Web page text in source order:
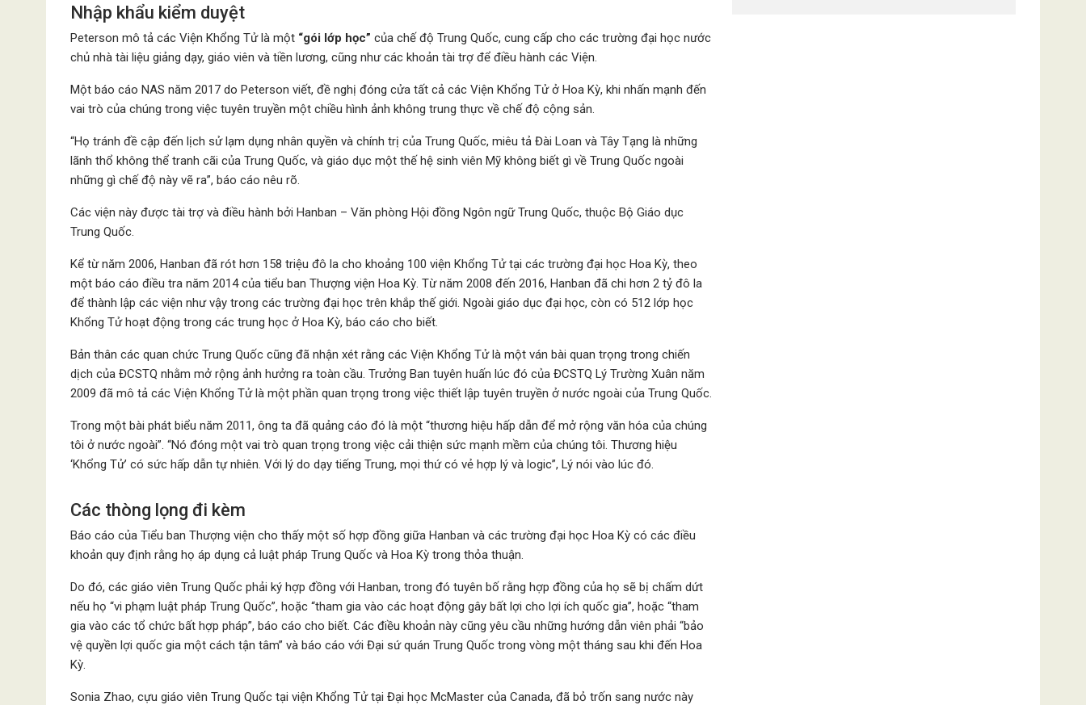
Nhập khẩu kiểm duyệt
Peterson mô tả các Viện Khổng Tử là một “gói lớp học” của chế độ Trung Quốc, cung cấp cho các trường đại học nước
chủ nhà tài liệu giảng dạy, giáo viên và tiền lương, cũng như các khoản tài trợ để điều hành các Viện.
Một báo cáo NAS năm 2017 do Peterson viết, đề nghị đóng cửa tất cả các Viện Khổng Tử ở Hoa Kỳ, khi nhấn mạnh đến
vai trò của chúng trong việc tuyên truyền một chiều hình ảnh không trung thực về chế độ cộng sản.
“Họ tránh đề cập đến lịch sử lạm dụng nhân quyền và chính trị của Trung Quốc, miêu tả Đài Loan và Tây Tạng là những
lãnh thổ không thể tranh cãi của Trung Quốc, và giáo dục một thế hệ sinh viên Mỹ không biết gì về Trung Quốc ngoài
những gì chế độ này vẽ ra”, báo cáo nêu rõ.
Các viện này được tài trợ và điều hành bởi Hanban – Văn phòng Hội đồng Ngôn ngữ Trung Quốc, thuộc Bộ Giáo dục
Trung Quốc.
Kể từ năm 2006, Hanban đã rót hơn 158 triệu đô la cho khoảng 100 viện Khổng Tử tại các trường đại học Hoa Kỳ, theo
một báo cáo điều tra năm 2014 của tiểu ban Thượng viện Hoa Kỳ. Từ năm 2008 đến 2016, Hanban đã chi hơn 2 tỷ đô la
để thành lập các viện như vậy trong các trường đại học trên khắp thế giới. Ngoài giáo dục đại học, còn có 512 lớp học
Khổng Tử hoạt động trong các trung học ở Hoa Kỳ, báo cáo cho biết.
Bản thân các quan chức Trung Quốc cũng đã nhận xét rằng các Viện Khổng Tử là một ván bài quan trọng trong chiến
dịch của ĐCSTQ nhằm mở rộng ảnh hưởng ra toàn cầu. Trưởng Ban tuyên huấn lúc đó của ĐCSTQ Lý Trường Xuân năm
2009 đã mô tả các Viện Khổng Tử là một phần quan trọng trong việc thiết lập tuyên truyền ở nước ngoài của Trung Quốc.
Trong một bài phát biểu năm 2011, ông ta đã quảng cáo đó là một “thương hiệu hấp dẫn để mở rộng văn hóa của chúng
tôi ở nước ngoài”. “Nó đóng một vai trò quan trọng trong việc cải thiện sức mạnh mềm của chúng tôi. Thương hiệu
‘Khổng Tử’ có sức hấp dẫn tự nhiên. Với lý do dạy tiếng Trung, mọi thứ có vẻ hợp lý và logic”, Lý nói vào lúc đó.
Các thòng lọng đi kèm
Báo cáo của Tiểu ban Thượng viện cho thấy một số hợp đồng giữa Hanban và các trường đại học Hoa Kỳ có các điều
khoản quy định rằng họ áp dụng cả luật pháp Trung Quốc và Hoa Kỳ trong thỏa thuận.
Do đó, các giáo viên Trung Quốc phải ký hợp đồng với Hanban, trong đó tuyên bố rằng hợp đồng của họ sẽ bị chấm dứt
nếu họ “vi phạm luật pháp Trung Quốc”, hoặc “tham gia vào các hoạt động gây bất lợi cho lợi ích quốc gia”, hoặc “tham
gia vào các tổ chức bất hợp pháp”, báo cáo cho biết. Các điều khoản này cũng yêu cầu những hướng dẫn viên phải “bảo
vệ quyền lợi quốc gia một cách tận tâm” và báo cáo với Đại sứ quán Trung Quốc trong vòng một tháng sau khi đến Hoa
Kỳ.
Sonia Zhao, cựu giáo viên Trung Quốc tại viện Khổng Tử tại Đại học McMaster của Canada, đã bỏ trốn sang nước này